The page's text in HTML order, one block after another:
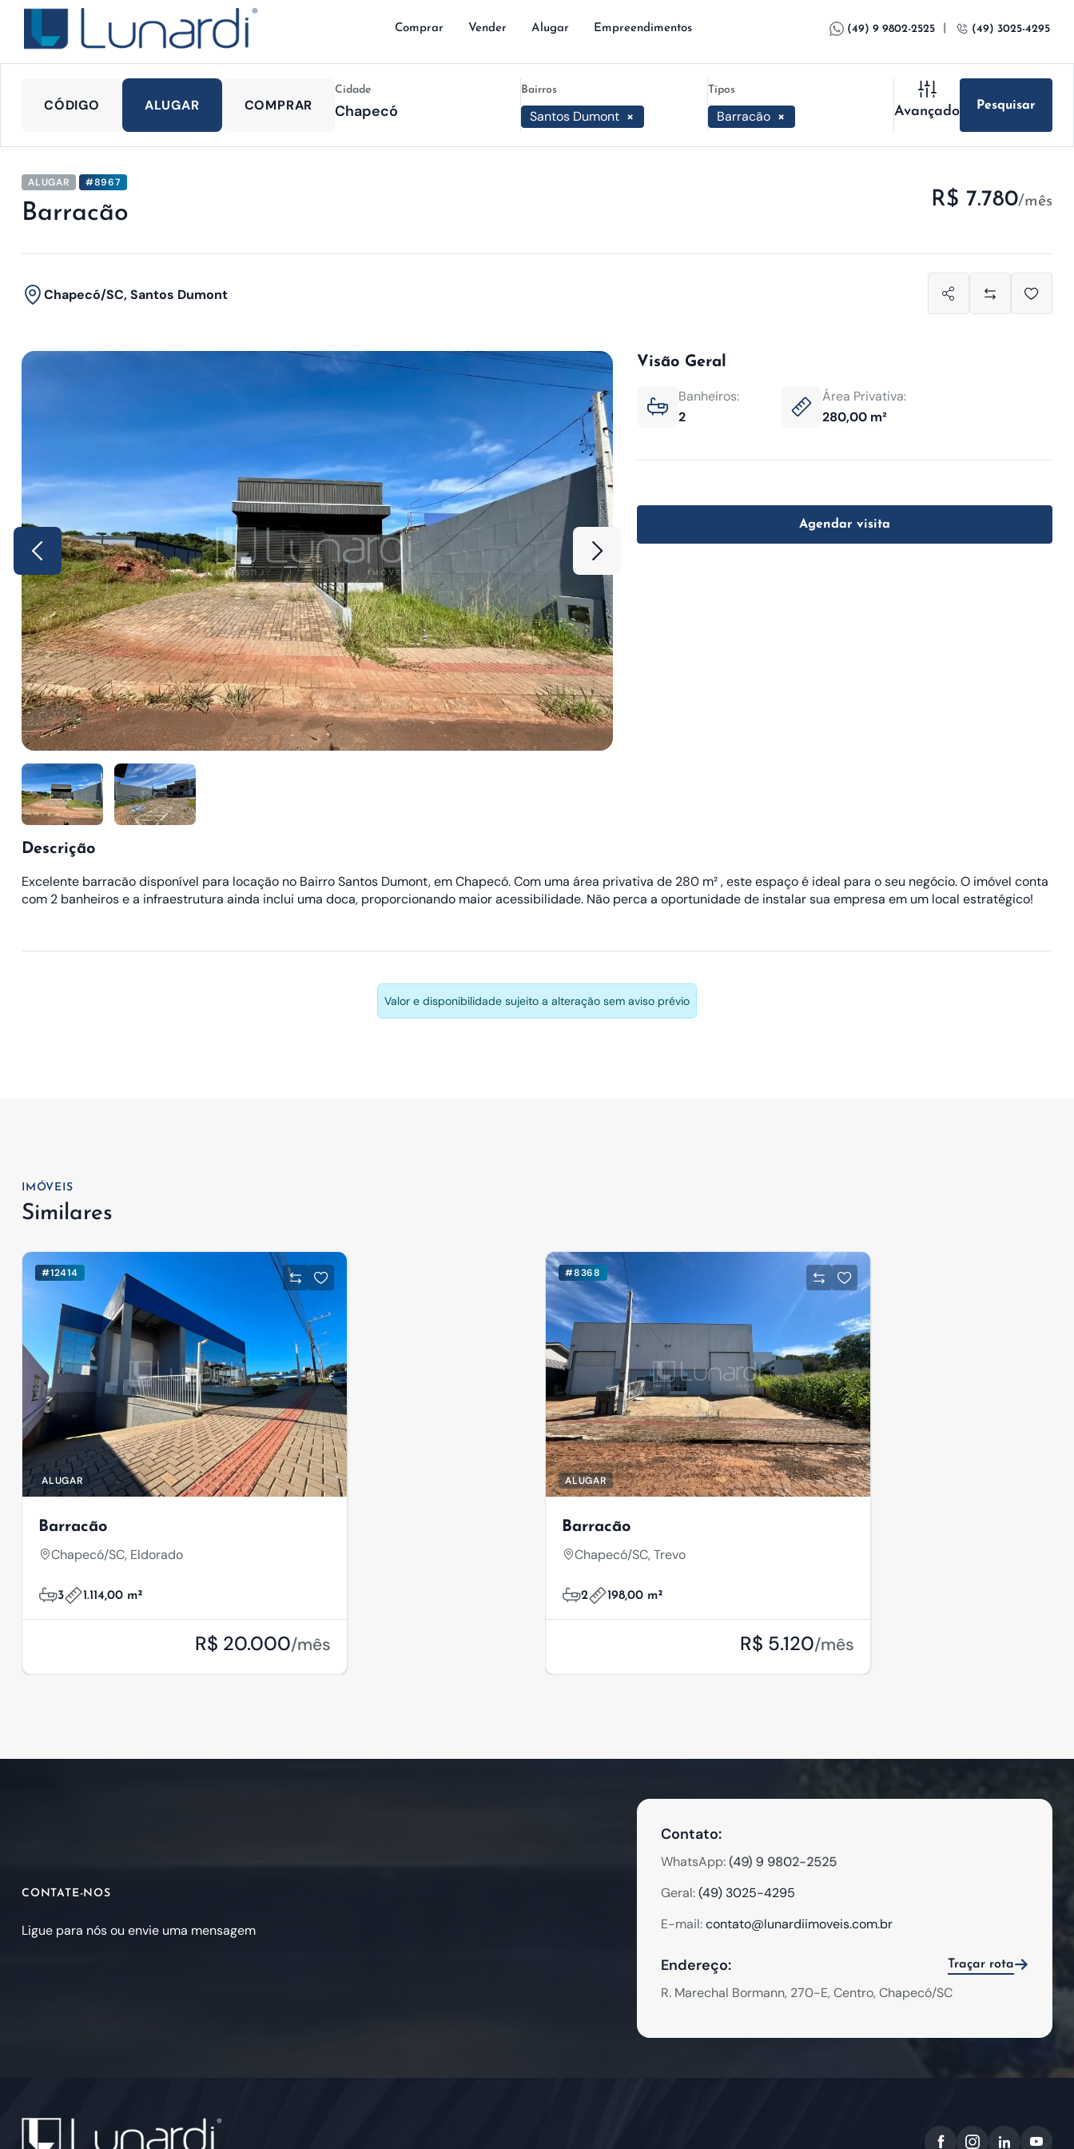
Comprar Vender Alugar Empreendimentos (49) 9 9802-2525 | (49) 3025-4295
CÓDIGO ALUGAR COMPRAR
Cidade Bairros
×
Santos Dumont
Tipos
×
Barracão Avançado Pesquisar
ALUGAR #8967
Barracão
R$ 7.780/mês
Chapecó/SC, Santos Dumont
Visão Geral
Banheiros:
2
Área Privativa:
280,00 m²
Agendar visita
Descrição
Excelente barracão disponível para locação no Bairro Santos Dumont, em Chapecó. Com uma área privativa de 280 m² , este espaço é ideal para o seu negócio. O imóvel conta
com 2 banheiros e a infraestrutura ainda inclui uma doca, proporcionando maior acessibilidade. Não perca a oportunidade de instalar sua empresa em um local estratégico!
Valor e disponibilidade sujeito a alteração sem aviso prévio
IMÓVEIS
Similares
#12414
ALUGAR
Barracão
Chapecó/SC, Eldorado
3 1.114,00 m²
R$ 20.000/mês
#8368
ALUGAR
Barracão
Chapecó/SC, Trevo
2 198,00 m²
R$ 5.120/mês
CONTATE-NOS
Ligue para nós ou envie uma mensagem
Contato:
WhatsApp:(49) 9 9802-2525
Geral:(49) 3025-4295
E-mail:contato@lunardiimoveis.com.br
Endereço: Traçar rota
R. Marechal Bormann, 270-E, Centro, Chapecó/SC